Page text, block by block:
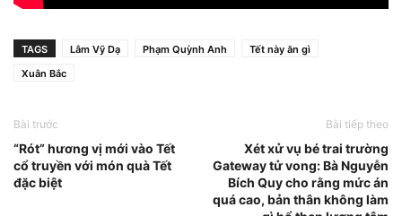
TAGS Lâm Vỹ Dạ Phạm Quỳnh Anh
Tết này ăn gì
Xuân Bắc
Bài trước
“Rót” hương vị mới vào Tết
cổ truyền với món quà Tết
đặc biệt
Bài tiếp theo
Xét xử vụ bé trai trường
Gateway tử vong: Bà Nguyễn
Bích Quy cho rằng mức án
quá cao, bản thân không làm